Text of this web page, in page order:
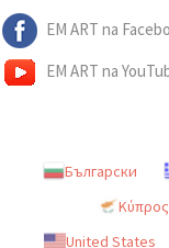
EM ART na
EM ART na
Български
Κύπρος
United States